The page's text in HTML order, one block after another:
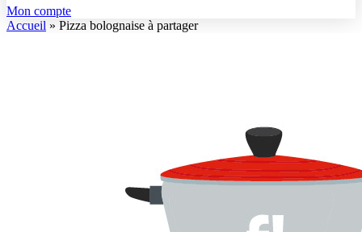
Mon compte
Accueil » Pizza bolognaise à partager